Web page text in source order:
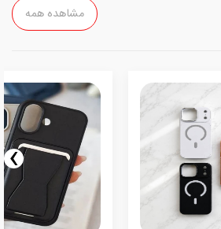
مشاهده همه
›